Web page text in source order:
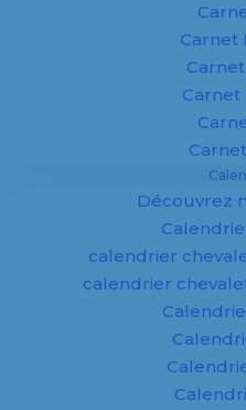
Carnet
Découvrez
calendrier
calendrier
Agendas, calendriers
votre image : offrez à
utile, durable et visible
✔ Impression
✔ Adapté aux
En savoir plus